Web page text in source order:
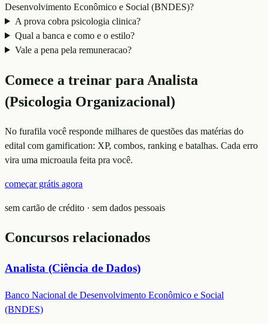
Desenvolvimento Econômico e Social (BNDES)?
A prova cobra psicologia clinica?
Qual a banca e como e o estilo?
Vale a pena pela remuneracao?
Comece a treinar para Analista
(Psicologia Organizacional)
No furafila você responde milhares de questões das matérias do
edital com gamification: XP, combos, ranking e batalhas. Cada erro
vira uma microaula feita pra você.
começar grátis agora
sem cartão de crédito · sem dados pessoais
Concursos relacionados
Analista (Ciência de Dados)
Banco Nacional de Desenvolvimento Econômico e Social
(BNDES)